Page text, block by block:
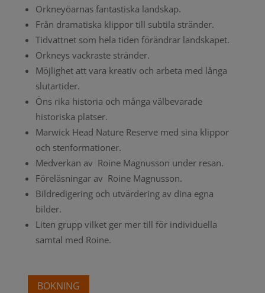
Orkneyöarnas fantastiska landskap.
Från dramatiska klippor till subtila stränder.
Tidvattnet som hela tiden förändrar landskapet.
Orkneys vackraste stränder.
Möjlighet att vara kreativ och arbeta med långa
slutartider.
Öns rika historia och många välbevarade
historiska platser.
Marwick Head Nature Reserve med sina klippor
och stenformationer.
Medverkan av Roine Magnusson under resan.
Föreläsningar av Roine Magnusson.
Bildredigering och utvärdering av dina egna
bilder.
Liten grupp vilket ger mer till för individuella
samtal med Roine.
BOKNING